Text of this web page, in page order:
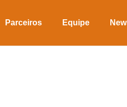
Parceiros Equipe